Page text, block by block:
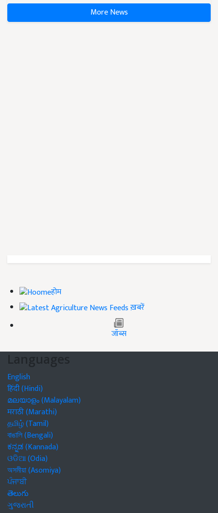
More News
होम
ख़बरें
जॉब्स
Languages
English
हिंदी (Hindi)
മലയാളം (Malayalam)
मराठी (Marathi)
தமிழ் (Tamil)
বাঙালি (Bengali)
ಕನ್ನಡ (Kannada)
ଓଡିଆ (Odia)
অসমীয়া (Asomiya)
ਪੰਜਾਬੀ
తెలుగు
ગુજરાતી